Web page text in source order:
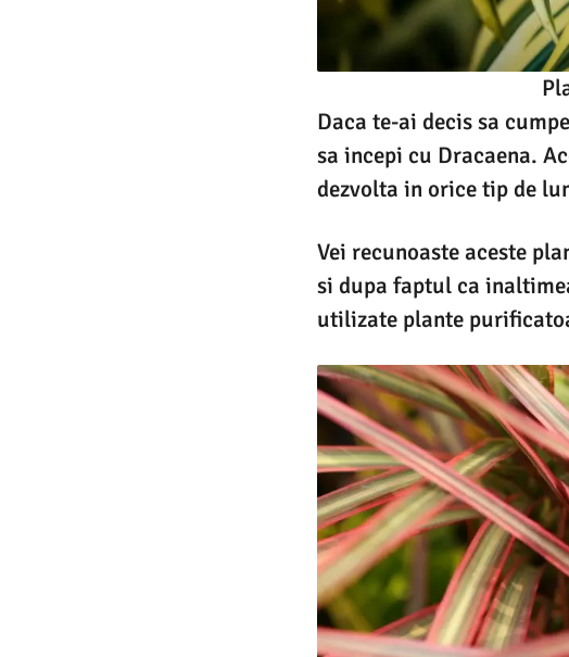
Daca te-ai decis sa
sa incepi cu Dracaena.
dezvolta in orice tip de
Vei recunoaste aceste
si dupa faptul ca
utilizate plante